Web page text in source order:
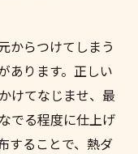
からつけてしまう
あります。正しい
けてなじませ、最
でる程度に仕上げ
することで、熱ダ